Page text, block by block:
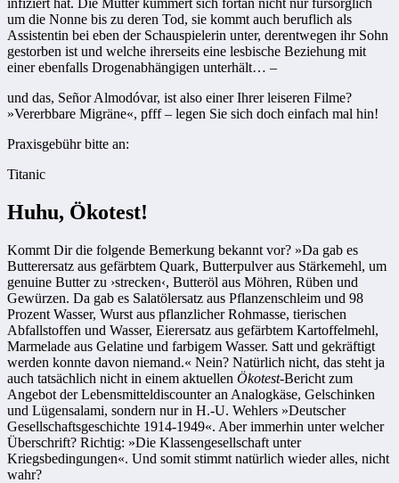
infiziert hat. Die Mutter kümmert sich fortan nicht nur fürsorglich
um die Nonne bis zu deren Tod, sie kommt auch beruflich als
Assistentin bei eben der Schauspielerin unter, derentwegen ihr Sohn
gestorben ist und welche ihrerseits eine lesbische Beziehung mit
einer ebenfalls Drogenabhängigen unterhält… –
und das, Señor Almodóvar, ist also einer Ihrer leiseren Filme?
»Vererbbare Migräne«, pfff – legen Sie sich doch einfach mal hin!
Praxisgebühr bitte an:
Titanic
Huhu, Ökotest!
Kommt Dir die folgende Bemerkung bekannt vor? »Da gab es
Butterersatz aus gefärbtem Quark, Butterpulver aus Stärkemehl, um
genuine Butter zu ›strecken‹, Butteröl aus Möhren, Rüben und
Gewürzen. Da gab es Salatölersatz aus Pflanzenschleim und 98
Prozent Wasser, Wurst aus pflanzlicher Rohmasse, tierischen
Abfallstoffen und Wasser, Eierersatz aus gefärbtem Kartoffelmehl,
Marmelade aus Gelatine und farbigem Wasser. Satt und gekräftigt
werden konnte davon niemand.« Nein? Natürlich nicht, das steht ja
auch tatsächlich nicht in einem aktuellen Ökotest-Bericht zum
Angebot der Lebensmitteldiscounter an Analogkäse, Gelschinken
und Lügensalami, sondern nur in H.-U. Wehlers »Deutscher
Gesellschaftsgeschichte 1914-1949«. Aber immerhin unter welcher
Überschrift? Richtig: »Die Klassengesellschaft unter
Kriegsbedingungen«. Und somit stimmt natürlich wieder alles, nicht
wahr?